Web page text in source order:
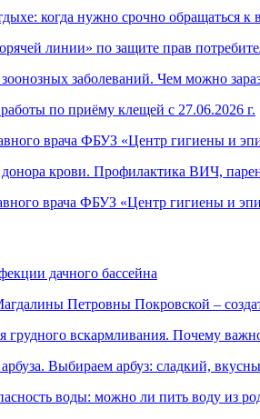
когда нужно срочно обращаться к
линии» по защите прав
заболеваний. Чем можно
по приёму клещей с 27.06.2026 г.
врача ФБУЗ «Центр гигиены и
крови. Профилактика ВИЧ,
врача ФБУЗ «Центр гигиены и
дачного бассейна
Петровны Покровской –
грудного вскармливания. Почему
Выбираем арбуз: сладкий,
воды: можно ли пить воду из